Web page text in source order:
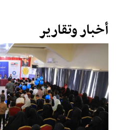
أخبار وتقارير